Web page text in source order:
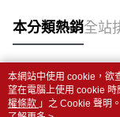
本分類熱銷全站
熱門標籤
本網站中使用 cookie，欲
望在電腦上使用 cookie
權條款 」之 Cookie 聲明